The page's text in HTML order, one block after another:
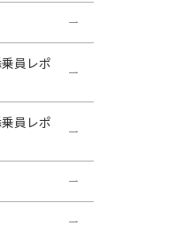
員レポ
員レポ